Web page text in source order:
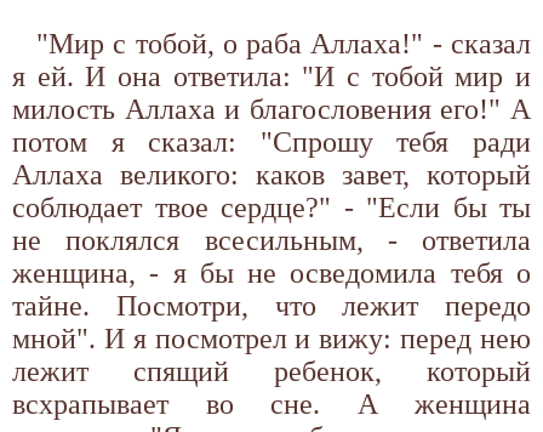
"Мир с тобой, о раба Аллаха!" - сказал
я ей. И она ответила: "И с тобой мир и
милость Аллаха и благословения его!" А
потом я сказал: "Спрошу тебя ради
Аллаха великого: каков завет, который
соблюдает твое сердце?" - "Если бы ты
не поклялся всесильным, - ответила
женщина, - я бы не осведомила тебя о
тайне. Посмотри, что лежит передо
мной". И я посмотрел и вижу: перед нею
лежит спящий ребенок, который
всхрапывает во сне. А женщина